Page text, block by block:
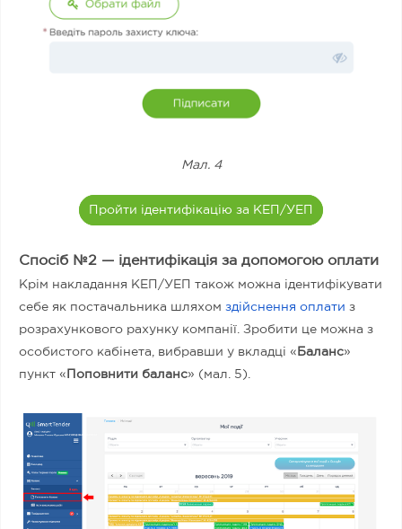
Мал. 4
Пройти ідентифікацію за КЕП/УЕП
Спосіб №2 — ідентифікація за допомогою оплати
Крім накладання КЕП/УЕП також можна ідентифікувати
себе як постачальника шляхом здійснення оплати з
розрахункового рахунку компанії. Зробити це можна з
особистого кабінета, вибравши у вкладці « Баланс»
пункт « Поповнити баланс» (мал. 5).